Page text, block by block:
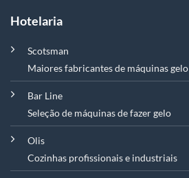
Hotelaria
Scotsman
Maiores fabricantes de máquinas gelo
Bar Line
Seleção de máquinas de fazer gelo
Olis
Cozinhas profissionais e industriais